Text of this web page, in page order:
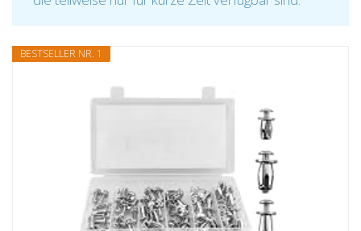
BESTSELLER NR. 1